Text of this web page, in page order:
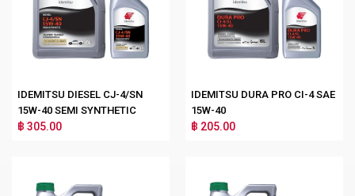
IDEMITSU DIESEL CJ-4/SN
15W-40 SEMI SYNTHETIC
฿ 305.00
IDEMITSU DURA PRO CI-4 SAE
15W-40
฿ 205.00